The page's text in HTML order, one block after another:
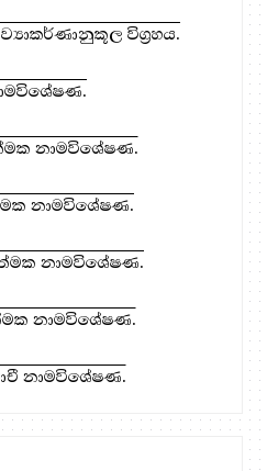
විග්‍රහය.
නාමවිශේෂණ.
නාමවිශේෂණ.
නාමවිශේෂණ.
නාමවිශේෂණ.
නාමවිශේෂණ.